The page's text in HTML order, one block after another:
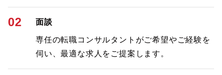
02 面談
専任の転職コンサルタントがご希望やご経験を
伺い、最適な求人をご提案します。